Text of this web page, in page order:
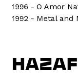
1996 - O Amor
1992 - Metal and